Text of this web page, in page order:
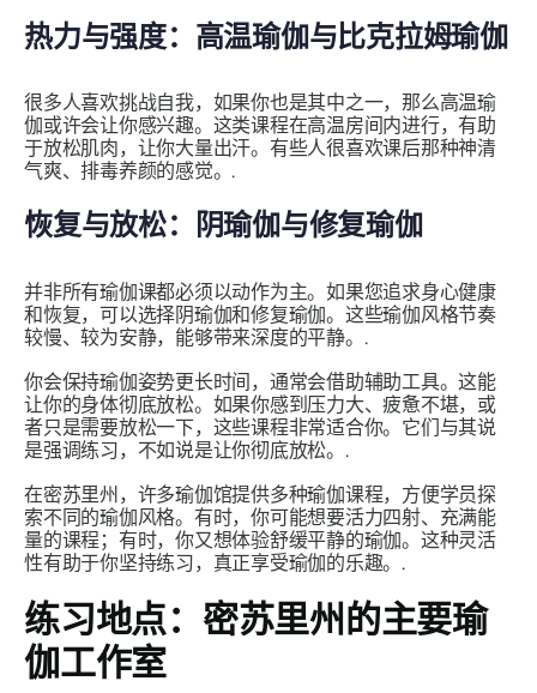
热力与强度：高温瑜伽与比克拉姆瑜伽
很多人喜欢挑战自我，如果你也是其中之一，那么高温瑜
伽或许会让你感兴趣。这类课程在高温房间内进行，有助
于放松肌肉，让你大量出汗。有些人很喜欢课后那种神清
气爽、排毒养颜的感觉。.
恢复与放松：阴瑜伽与修复瑜伽
并非所有瑜伽课都必须以动作为主。如果您追求身心健康
和恢复，可以选择阴瑜伽和修复瑜伽。这些瑜伽风格节奏
较慢、较为安静，能够带来深度的平静。.
你会保持瑜伽姿势更长时间，通常会借助辅助工具。这能
让你的身体彻底放松。如果你感到压力大、疲惫不堪，或
者只是需要放松一下，这些课程非常适合你。它们与其说
是强调练习，不如说是让你彻底放松。.
在密苏里州，许多瑜伽馆提供多种瑜伽课程，方便学员探
索不同的瑜伽风格。有时，你可能想要活力四射、充满能
量的课程；有时，你又想体验舒缓平静的瑜伽。这种灵活
性有助于你坚持练习，真正享受瑜伽的乐趣。.
练习地点：密苏里州的主要瑜
伽工作室